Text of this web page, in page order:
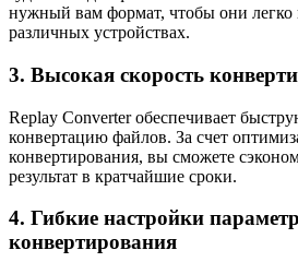
нужный вам формат, чтобы они легко
различных устройствах.
3. Высокая скорость
Replay Converter обеспечивает
конвертацию файлов. За счет
конвертирования, вы сможете
результат в кратчайшие сроки.
4. Гибкие настройки
конвертирования